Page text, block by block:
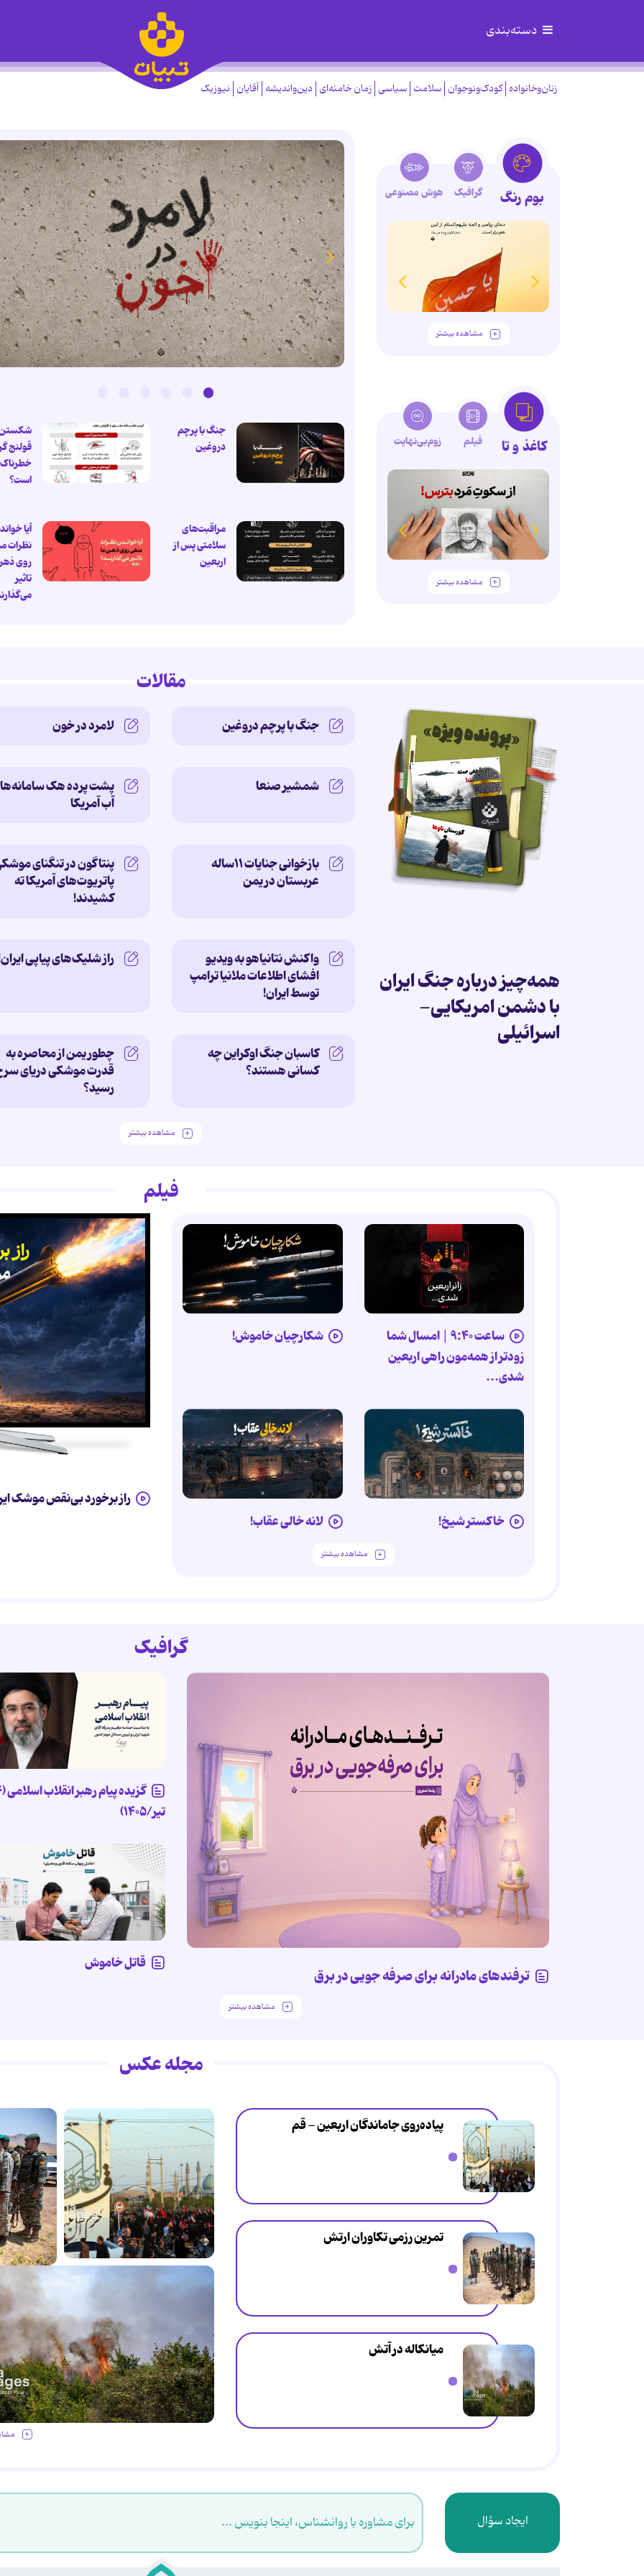
دسته‌بندی
زنان‌وخانواده کودک‌ونوجوان سلامت سیاسی زمان خامنه‌ای دین‌واندیشه آقایان نیوزیک
جنگ با پرچم
دروغین
قولنج
خطرناک
است؟
مراقبت‌های
سلامتی پس از
اربعین
آیا
نظرات
روی
تاثیر
بوم رنگ گرافیک هوش مصنوعی
مشاهده بیشتر
کاغذ و تا فیلم زوم‌بی‌نهایت
مشاهده بیشتر
مقالات
همه‌چیز درباره جنگ ایران
با دشمن امریکایی-
اسرائیلی
جنگ با پرچم دروغین لامرد در خون
شمشیر صنعا
پشت پرده‌ هک
آب آمریکا
بازخوانی جنایات ۱۱ساله‌
عربستان در یمن
پنتاگون در تنگنای
پاتریوت‌های آمریکا ته
کشیدند!
واکنش نتانیاهو به ویدیو
افشای اطلاعات ملانیا ترامپ
توسط ایران!
راز شلیک‌های پیاپی
کاسبان جنگ اوکراین چه
کسانی هستند؟ ‌
چطور یمن از محاصره به
قدرت موشکی دریای
رسید؟
مشاهده بیشتر
فیلم
ساعت ۹:۴۰ |‌ امسال شما
زودتر از همه‌مون راهی اربعین
شدی...
شکارچیان خاموش!
خاکستر شیخ! لانه خالی عقاب!
مشاهده بیشتر
راز برخورد بی‌نقص موشک
گرافیک
ترفندهای مادرانه برای صرفه جویی در برق
تیر/۱۴۰۵)
قاتل خاموش
مشاهده بیشتر
مجله عکس
پیاده‌روی جاماندگان اربعین - قم
تمرین رزمی تکاوران ارتش
میانکاله در آتش
ایجاد سؤال برای مشاوره با روانشناس، اینجا بنویس ...
.